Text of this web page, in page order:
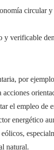
circular
y verificable
por
acciones
el empleo de
energético
natural.